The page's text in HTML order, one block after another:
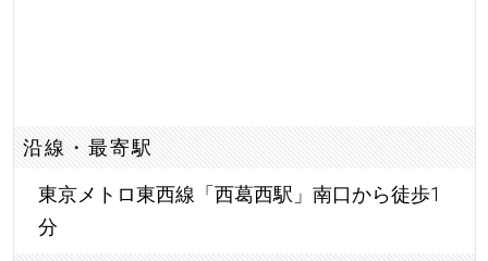
沿線・最寄駅
東京メトロ東西線「西葛西駅」南口から徒歩1
分